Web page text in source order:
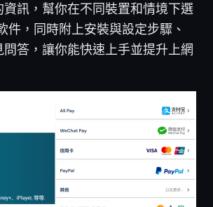
資訊，幫你在不同裝置和情境下選
件，同時附上安裝與設定步驟、
答，讓你能快速上手並提升上網